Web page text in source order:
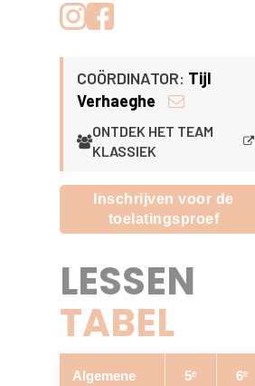
COÖRDINATOR: Tijl
Verhaeghe
ONTDEK HET TEAM
KLASSIEK
Inschrijven voor de
toelatingsproef
LESSEN
TABEL
Algemene
5ᵉ
6ᵉ